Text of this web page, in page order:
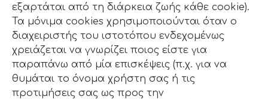
εξαρτάται από τη διάρκεια ζωής κάθε cookie).
Τα μόνιμα cookies χρησιμοποιούνται όταν ο
διαχειριστής του ιστοτόπου ενδεχομένως
χρειάζεται να γνωρίζει ποιος είστε για
παραπάνω από μία επισκέψεις (π.χ. για να
θυμάται το όνομα χρήστη σας ή τις
προτιμήσεις σας ως προς την